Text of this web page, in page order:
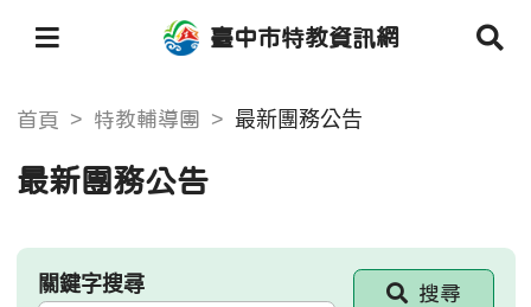
臺中市特教資訊網
首頁 特教輔導團 最新團務公告
最新團務公告
關鍵字搜尋